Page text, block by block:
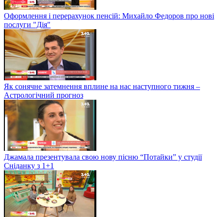
Оформлення і перерахунок пенсій: Михайло Федоров про нові
послуги "Дія"
Як сонячне затемнення вплине на нас наступного тижня –
Астрологічний прогноз
Джамала презентувала свою нову пісню “Потайки” у студії
Сніданку з 1+1